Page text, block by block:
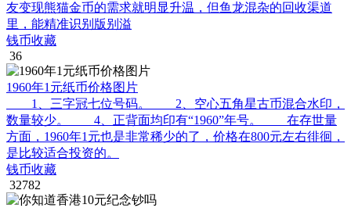
友变现熊猫金币的需求就明显升温，但鱼龙混杂的回收渠道
里，能精准识别版别溢
钱币收藏
36
1960年1元纸币价格图片
1、三字冠七位号码。 2、空心五角星古币混合水印，
数量较少。 4、正背面均印有“1960”年号。 在存世量
方面，1960年1元也是非常稀少的了，价格在800元左右徘徊，
是比较适合投资的。
钱币收藏
32782